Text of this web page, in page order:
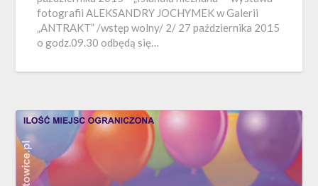
fotografii ALEKSANDRY JOCHYMEK w Galerii
„ANTRAKT” /wstęp wolny/ 2/ 27 października 2015
o godz.09.30 odbędą się…